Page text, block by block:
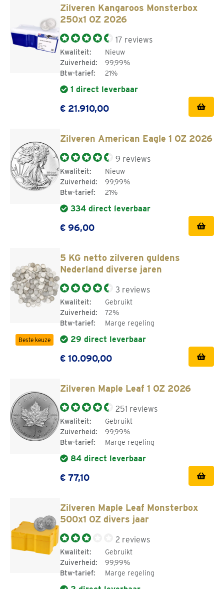
Zilveren Kangaroos Monsterbox
250x1 OZ 2026
17 reviews
Kwaliteit:
Nieuw
Zuiverheid:
99,99%
Btw-tarief:
21%
1 direct leverbaar
€ 21.910,00
Zilveren American Eagle 1 OZ 2026
9 reviews
Kwaliteit:
Nieuw
Zuiverheid:
99,99%
Btw-tarief:
21%
334 direct leverbaar
€ 96,00
Beste keuze
5 KG netto zilveren guldens
Nederland diverse jaren
3 reviews
Kwaliteit:
Gebruikt
Zuiverheid:
72%
Btw-tarief:
Marge regeling
29 direct leverbaar
€ 10.090,00
Zilveren Maple Leaf 1 OZ 2026
251 reviews
Kwaliteit:
Gebruikt
Zuiverheid:
99,99%
Btw-tarief:
Marge regeling
84 direct leverbaar
€ 77,10
Zilveren Maple Leaf Monsterbox
500x1 OZ divers jaar
2 reviews
Kwaliteit:
Gebruikt
Zuiverheid:
99,99%
Btw-tarief:
Marge regeling